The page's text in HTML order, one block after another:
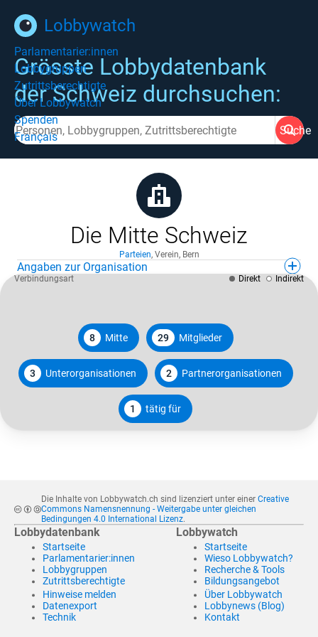
Lobbywatch
Parlamentarier:innen
Lobbygruppen
Zutrittsberechtigte
Über Lobbywatch
Spenden
Français
Grösste Lobbydatenbank
der Schweiz durchsuchen:
Suche
Die Mitte Schweiz
Parteien, Verein, Bern
Angaben zur Organisation
8 Mitte 29 Mitglieder
3 Unterorganisationen 2 Partnerorganisationen
1 tätig für
Verbindungsart Direkt Indirekt
Die Inhalte von Lobbywatch.ch sind lizenziert unter einer Creative
Commons Namensnennung - Weitergabe unter gleichen
Bedingungen 4.0 International Lizenz.
Lobbydatenbank
Startseite
Parlamentarier:innen
Lobbygruppen
Zutrittsberechtigte
Hinweise melden
Datenexport
Technik
Lobbywatch
Startseite
Wieso Lobbywatch?
Recherche & Tools
Bildungsangebot
Über Lobbywatch
Lobbynews (Blog)
Kontakt